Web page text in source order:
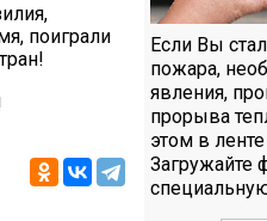
поиграли
Если Вы
пожара,
явления,
прорыва
этом в
Загружайте